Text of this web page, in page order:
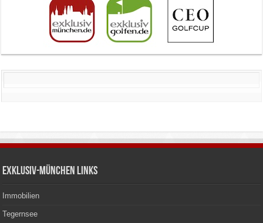
Exklusiv-München Links
Immobilien
Tegernsee